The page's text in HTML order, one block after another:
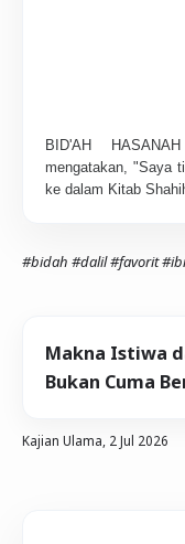
BID'AH
mengatakan, "Saya
ke dalam Kitab
#bidah #dalil#favorit
Makna Istiwa
Bukan Cuma
Kajian Ulama, 2 Jul 2026